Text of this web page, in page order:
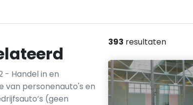
- Handel in en
van personenauto's en
(geen
393 resultaten